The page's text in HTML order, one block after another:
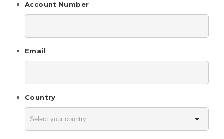
CONTACTAAccount Number
Email
Country